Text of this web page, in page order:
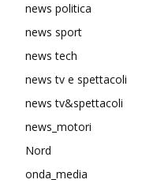
news politica
news sport
news tech
news tv e spettacoli
news tv&spettacoli
news_motori
Nord
onda_media